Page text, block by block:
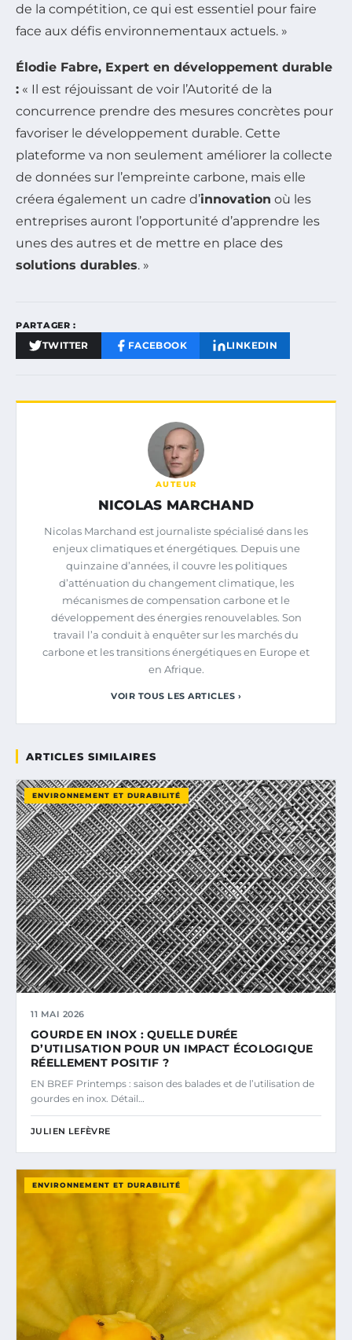
de la compétition, ce qui est essentiel pour faire
face aux défis environnementaux actuels. »
Élodie Fabre, Expert en développement durable
: « Il est réjouissant de voir l’Autorité de la
concurrence prendre des mesures concrètes pour
favoriser le développement durable. Cette
plateforme va non seulement améliorer la collecte
de données sur l’empreinte carbone, mais elle
créera également un cadre d’innovation où les
entreprises auront l’opportunité d’apprendre les
unes des autres et de mettre en place des
solutions durables. »
PARTAGER :
TWITTER FACEBOOK LINKEDIN
AUTEUR
NICOLAS MARCHAND
Nicolas Marchand est journaliste spécialisé dans les
enjeux climatiques et énergétiques. Depuis une
quinzaine d’années, il couvre les politiques
d’atténuation du changement climatique, les
mécanismes de compensation carbone et le
développement des énergies renouvelables. Son
travail l’a conduit à enquêter sur les marchés du
carbone et les transitions énergétiques en Europe et
en Afrique.
VOIR TOUS LES ARTICLES ›
ARTICLES SIMILAIRES
ENVIRONNEMENT ET DURABILITÉ
11 MAI 2026
GOURDE EN INOX : QUELLE DURÉE
D’UTILISATION POUR UN IMPACT ÉCOLOGIQUE
RÉELLEMENT POSITIF ?
EN BREF Printemps : saison des balades et de l’utilisation de
gourdes en inox. Détail…
JULIEN LEFÈVRE
ENVIRONNEMENT ET DURABILITÉ